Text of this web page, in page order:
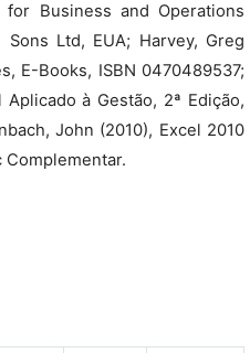
Business and Operations
Ltd, EUA; Harvey, Greg
E-Books, ISBN 0470489537;
à Gestão, 2ª Edição,
John (2010), Excel 2010
Complementar.